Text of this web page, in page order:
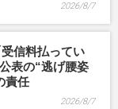
2026/8/7
信料払ってい
表の“逃げ腰姿
責任
2026/8/7